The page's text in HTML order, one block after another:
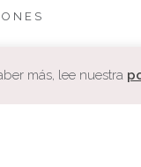
más, lee nuestra